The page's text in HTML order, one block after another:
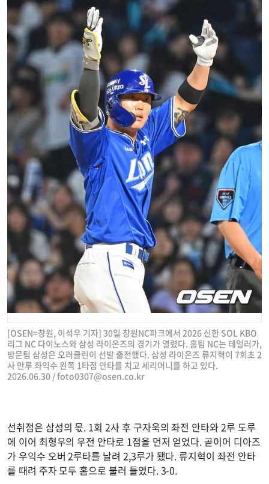
[OSEN=창원, 이석우 기자] 30일 창원NC파크에서 2026 신한 SOL KBO
리그 NC 다이노스와 삼성 라이온즈의 경기가 열렸다. 홈팀 NC는 테일러가,
방문팀 삼성은 오러클린이 선발 출전했다. 삼성 라이온즈 류지혁이 7회초 2
사 만루 좌익수 왼쪽 1타점 안타를 치고 세리머니를 하고 있다.
2026.06.30 /foto0307@osen.co.kr
선취점은 삼성의 몫. 1회 2사 후 구자욱의 좌전 안타와 2루 도루
에 이어 최형우의 우전 안타로 1점을 먼저 얻었다. 곧이어 디아즈
가 우익수 오버 2루타를 날려 2,3루가 됐다. 류지혁이 좌전 안타
를 때려 주자 모두 홈으로 불러 들였다. 3-0.